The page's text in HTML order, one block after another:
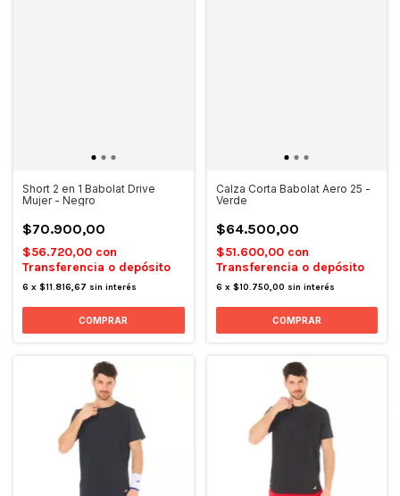
Short 2 en 1 Babolat Drive
Mujer - Negro
$70.900,00
$56.720,00 con
Transferencia o depósito
6 x $11.816,67 sin interés
COMPRAR
Calza Corta Babolat Aero 25 -
Verde
$64.500,00
$51.600,00 con
Transferencia o depósito
6 x $10.750,00 sin interés
COMPRAR